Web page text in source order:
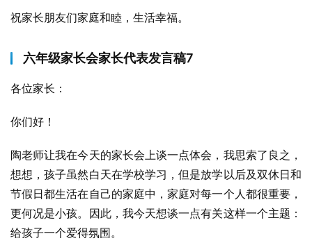
祝家长朋友们家庭和睦，生活幸福。
六年级家长会家长代表发言稿7
各位家长：
你们好！
陶老师让我在今天的家长会上谈一点体会，我思索了良之，
想想，孩子虽然白天在学校学习，但是放学以后及双休日和
节假日都生活在自己的家庭中，家庭对每一个人都很重要，
更何况是小孩。因此，我今天想谈一点有关这样一个主题：
给孩子一个爱得氛围。